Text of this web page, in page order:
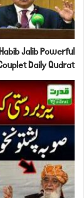
Jalib Powerful
Daily Qudrat